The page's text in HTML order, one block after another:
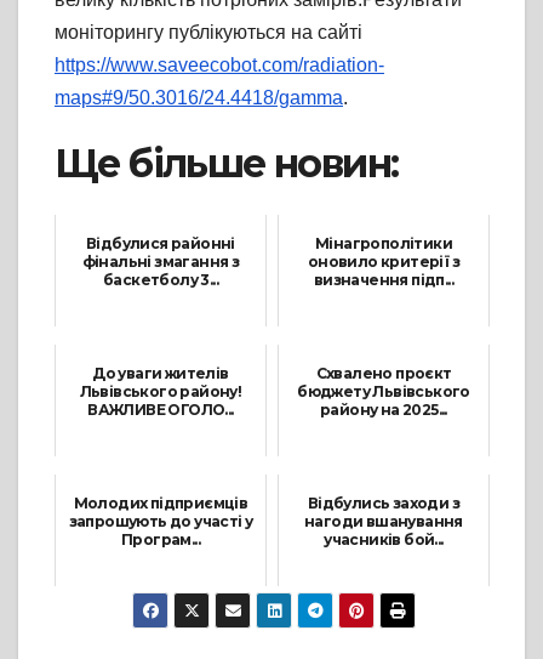
моніторингу публікуються на сайті
https://www.saveecobot.com/radiation-
maps#9/50.3016/24.4418/gamma.
Ще більше новин:
Відбулися районні
фінальні змагання з
баскетболу 3...
Мінагрополітики
оновило критерії з
визначення підп...
До уваги жителів
Львівського району!
ВАЖЛИВЕ ОГОЛО...
Схвалено проєкт
бюджету Львівського
району на 2025...
Молодих підприємців
запрошують до участі у
Програм...
23 Жовтня, 2024
Відбулись заходи з
нагоди вшанування
учасників бой...
20 Лютого, 2022